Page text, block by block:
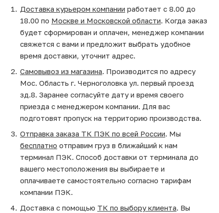
Доставка курьером компании работает с 8.00 до
18.00 по Москве и Московской области. Когда заказ
будет сформирован и оплачен, менеджер компании
свяжется с вами и предложит выбрать удобное
время доставки, уточнит адрес.
Самовывоз из магазина. Производится по адресу
Мос. Область г. Черноголовка ул. первый проезд
зд.8. Заранее согласуйте дату и время своего
приезда с менеджером компании. Для вас
подготовят пропуск на территорию производства.
Отправка заказа ТК ПЭК по всей России. Мы
бесплатно отправим груз в ближайший к нам
терминал ПЭК. Способ доставки от терминала до
вашего местоположения вы выбираете и
оплачиваете самостоятельно согласно тарифам
компании ПЭК.
Доставка с помощью ТК по выбору клиента. Вы